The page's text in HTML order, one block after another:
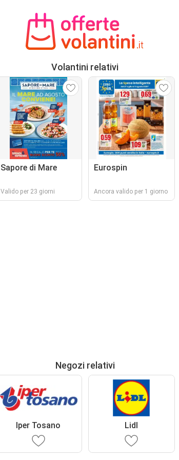
Volantini relativi
Sapore di Mare
Valido per 23 giorni
Eurospin
Ancora valido per 1 giorno
Negozi relativi
Iper Tosano Lidl